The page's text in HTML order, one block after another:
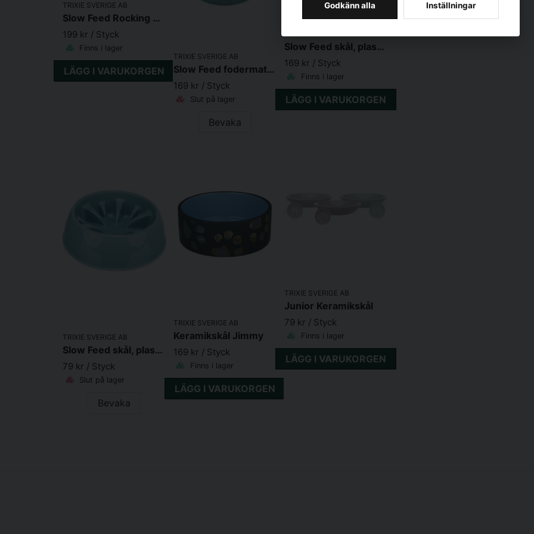
TRIXIE SVERIGE AB
Slow Feed Rocking bowl, plast/TPR, 0.5 l/ø 23 cm, grå/blå
199 kr / Styck
Finns i lager
LÄGG I VARUKORGEN
TRIXIE SVERIGE AB
Slow Feed fodermatta, TPE, ø 24 cm
169 kr / Styck
Slut på lager
Bevaka
Slow Feed skål, plast/TPR, 0.45 l/ø 23 cm
169 kr / Styck
Finns i lager
LÄGG I VARUKORGEN
TRIXIE SVERIGE AB
Slow Feed skål, plast/TPR, 0.3 l/ø 16 cm
79 kr / Styck
Slut på lager
Bevaka
TRIXIE SVERIGE AB
Keramikskål Jimmy
169 kr / Styck
Finns i lager
LÄGG I VARUKORGEN
TRIXIE SVERIGE AB
Junior Keramikskål
79 kr / Styck
Finns i lager
LÄGG I VARUKORGEN
Godkänn alla Inställningar